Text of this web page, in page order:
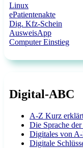
Linux
ePatientenakte
Dig. Kfz-Schein
AusweisApp
Computer Einstieg
Digital-ABC
A-Z Kurz
Die Sprache
Digitales von
Digitale